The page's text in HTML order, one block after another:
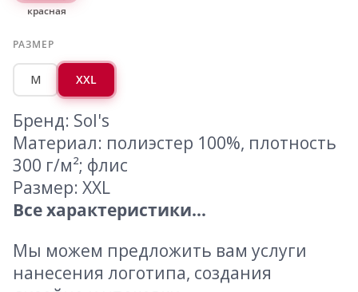
красная
РАЗМЕР
M XXL
Бренд: Sol's
Материал: полиэстер 100%, плотность
300 г/м²; флис
Размер: XXL
Все характеристики...
Мы можем предложить вам услуги
нанесения логотипа, создания